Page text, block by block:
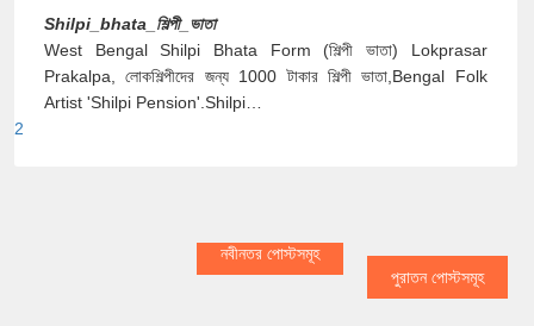
Shilpi_bhata_শিল্পী_ভাতা
West Bengal Shilpi Bhata Form (শিল্পী ভাতা) Lokprasar
Prakalpa, লোকশিল্পীদের জন্য 1000 টাকার শিল্পী ভাতা,Bengal Folk
Artist 'Shilpi Pension'.Shilpi…
2
নবীনতর পোস্টসমূহ
পুরাতন পোস্টসমূহ